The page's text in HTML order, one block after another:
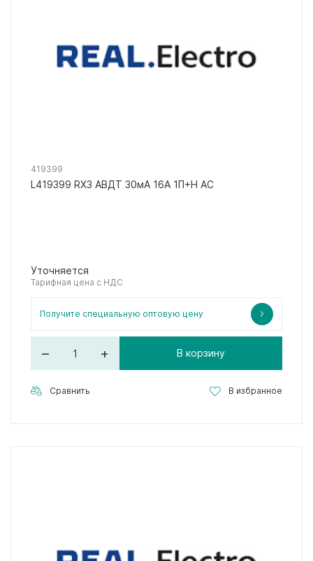
419399
L419399 RX3 АВДТ 30мА 16А 1П+Н AC
Уточняется
Тарифная цена с НДС
Получите специальную оптовую цену
– + В корзину
Сравнить В избранное